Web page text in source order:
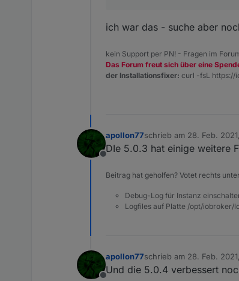
ich war das - suche aber
kein Support per PN! - Fragen im
Das Forum freut sich über eine
der Installationsfixer: curl -fsL https://
Offline
apollon77schrieb am 28. Feb.
zuletzt editiert von
DIe 5.0.3 hat einige weitere
Beitrag hat geholfen? Votet rechts
Debug-Log für Instanz
Logfiles auf Platte /opt/iobroker/
apollon77schrieb am 28. Feb.
zuletzt editiert von
Und die 5.0.4 verbessert